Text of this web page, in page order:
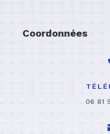
Coordonnées
06 81